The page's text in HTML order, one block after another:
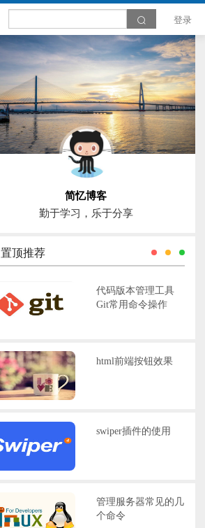
登录
简忆博客
勤于学习，乐于分享
置顶推荐
代码版本管理工具
Git常用命令操作
html前端按钮效果
swiper插件的使用
管理服务器常见的几
个命令